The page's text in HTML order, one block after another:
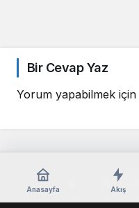
Bir Cevap Yaz
Yorum yapabilmek için
Anasayfa Akış